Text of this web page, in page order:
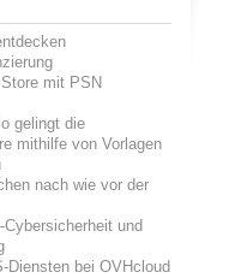
mit PSN
gelingt die
mithilfe von Vorlagen
nach wie vor der
Cybersicherheit und
Diensten bei OVHcloud